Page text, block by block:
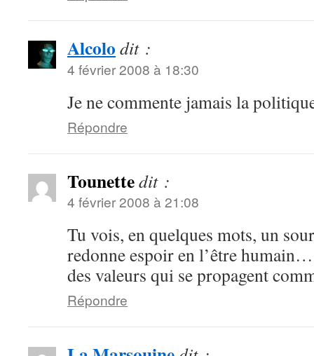
Alcolo dit :
4 février 2008 à 18:30
Je ne commente jamais la
Répondre
Tounettedit :
4 février 2008 à 21:08
Tu vois, en quelques mots, un
redonne espoir en l’être
des valeurs qui se propagent
Répondre